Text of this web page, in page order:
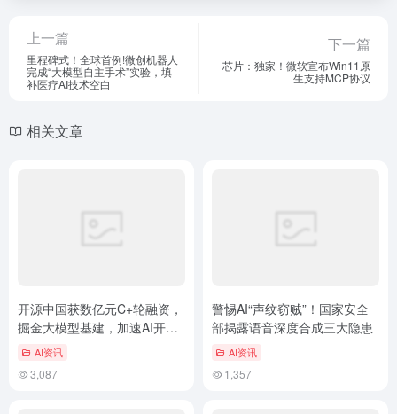
上一篇
里程碑式！全球首例!微创机器人
完成“大模型自主手术”实验，填
补医疗AI技术空白
下一篇
芯片：独家！微软宣布Win11原
生支持MCP协议
相关文章
开源中国获数亿元C+轮融资，
掘金大模型基建，加速AI开发
者“模力方舟”布局
AI资讯
3,087
警惕AI“声纹窃贼”！国家安全
部揭露语音深度合成三大隐患
AI资讯
1,357